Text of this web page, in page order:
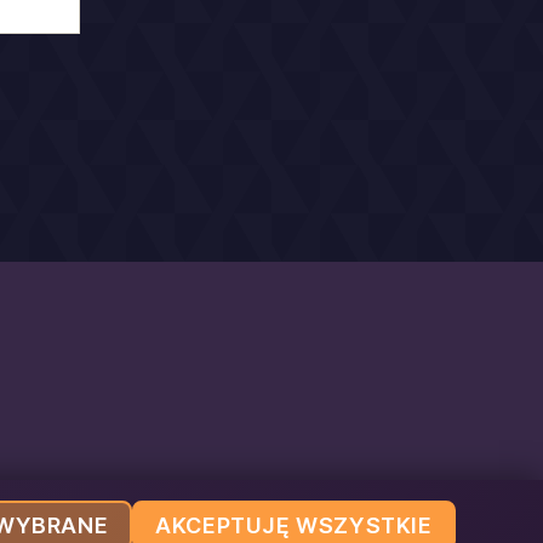
AKCEPTUJĘ WSZYSTKIE